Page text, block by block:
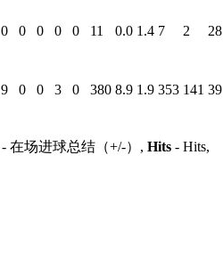
0 0 0 0 0 11 0.0 1.4 7 2
9 0 0 3 0 380 8.9 1.9 353 141
- 在场进球总结（+/-）, Hits - Hits,